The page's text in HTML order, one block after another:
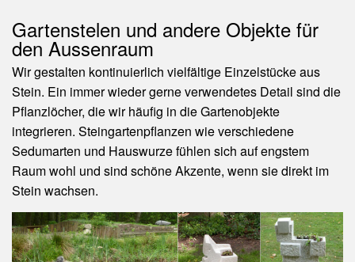
Gartenstelen und andere Objekte für
den Aussenraum
Wir gestalten kontinuierlich vielfältige Einzelstücke aus
Stein. Ein immer wieder gerne verwendetes Detail sind die
Pflanzlöcher, die wir häufig in die Gartenobjekte
integrieren. Steingartenpflanzen wie verschiedene
Sedumarten und Hauswurze fühlen sich auf engstem
Raum wohl und sind schöne Akzente, wenn sie direkt im
Stein wachsen.